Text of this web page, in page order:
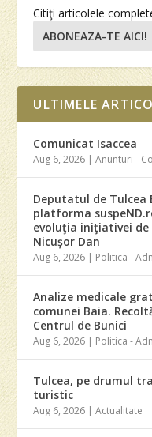
Citiţi articolele
ABONEAZA-TE AICI!
ULTIMELE
Comunicat Isaccea
Aug 6, 2026 |Anunturi -
Deputatul de Tulcea
platforma
evoluţia iniţiativei de
Nicuşor Dan
Aug 6, 2026 | Politica -
Analize medicale
comunei Baia.
Centrul de Bunici
Aug 6, 2026 | Politica -
Tulcea, pe drumul
turistic
Aug 6, 2026 |Actualitate